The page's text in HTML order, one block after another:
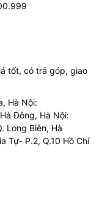
tốt, có trả góp, giao
Hà Nội:
Đông, Hà Nội:
Long Biên, Hà
Tự- P.2, Q.10 Hồ Chí